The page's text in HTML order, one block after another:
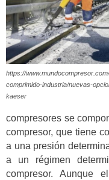
https://
comprimido-industria/nuevas-
kaeser
compresores se
compresor, que tiene
a una presión
a un régimen
compresor. Aunque